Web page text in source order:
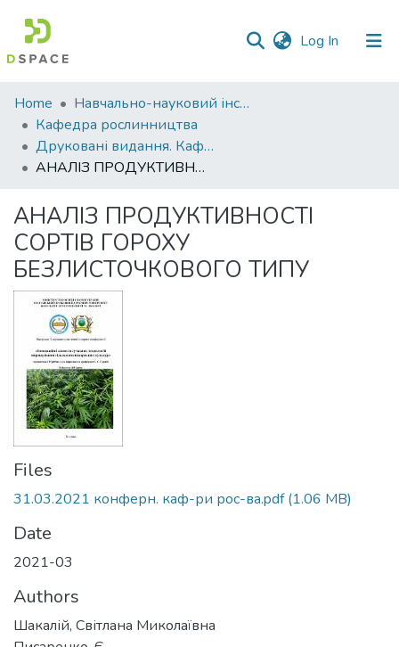
Log In (current)
Communities
&
Collections
All of DSpace
Statistics
Home
Навчально-науковий інститут агротехнологій, селекції та екології
Кафедра рослинництва
Друковані видання. Кафедра рослинництва
АНАЛІЗ ПРОДУКТИВНОСТІ СОРТІВ ГОРОХУ БЕЗЛИСТОЧКОВОГО ТИПУ
АНАЛІЗ ПРОДУКТИВНОСТІ
СОРТІВ ГОРОХУ
БЕЗЛИСТОЧКОВОГО ТИПУ
Files
31.03.2021 конферн. каф-ри рос-ва.pdf(1.06 MB)
Date
2021-03
Authors
Шакалій, Світлана Миколаївна